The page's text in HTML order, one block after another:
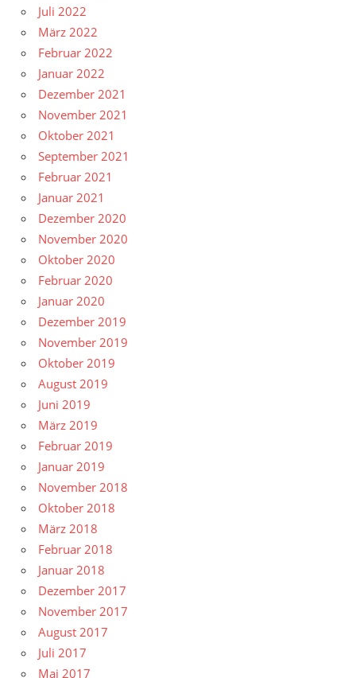
Juli 2022
März 2022
Februar 2022
Januar 2022
Dezember 2021
November 2021
Oktober 2021
September 2021
Februar 2021
Januar 2021
Dezember 2020
November 2020
Oktober 2020
Februar 2020
Januar 2020
Dezember 2019
November 2019
Oktober 2019
August 2019
Juni 2019
März 2019
Februar 2019
Januar 2019
November 2018
Oktober 2018
März 2018
Februar 2018
Januar 2018
Dezember 2017
November 2017
August 2017
Juli 2017
Mai 2017